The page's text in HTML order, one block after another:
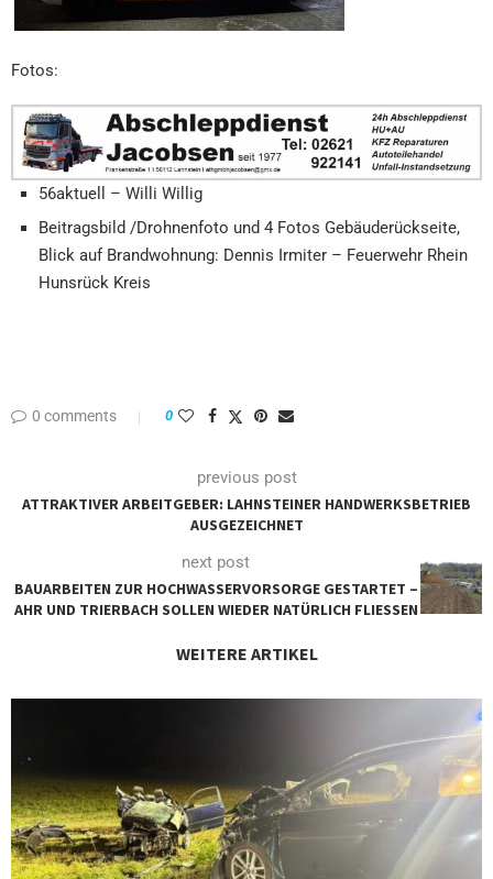
Fotos:
56aktuell – Willi Willig
Beitragsbild /Drohnenfoto und 4 Fotos Gebäuderückseite,
Blick auf Brandwohnung: Dennis Irmiter – Feuerwehr Rhein
Hunsrück Kreis
0 comments 0
previous post
ATTRAKTIVER ARBEITGEBER: LAHNSTEINER HANDWERKSBETRIEB
AUSGEZEICHNET
next post
BAUARBEITEN ZUR HOCHWASSERVORSORGE GESTARTET –
AHR UND TRIERBACH SOLLEN WIEDER NATÜRLICH FLIESSEN
WEITERE ARTIKEL